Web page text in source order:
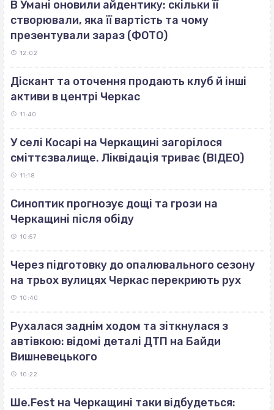
В Умані оновили айдентику: скільки її
створювали, яка її вартість та чому
презентували зараз (ФОТО)
12:02
Діскант та оточення продають клуб й інші
активи в центрі Черкас
11:40
У селі Косарі на Черкащині загорілося
сміттєзвалище. Ліквідація триває (ВІДЕО)
11:18
Синоптик прогнозує дощі та грози на
Черкащині після обіду
10:57
Через підготовку до опалювального сезону
на трьох вулицях Черкас перекриють рух
10:40
Рухалася заднім ходом та зіткнулася з
автівкою: відомі деталі ДТП на Байди
Вишневецького
10:22
Ше.Fest на Черкащині таки відбудеться: